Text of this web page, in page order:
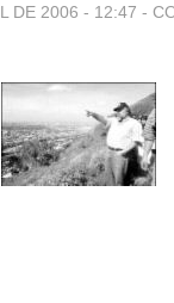
DE 2006 - 12:47 -